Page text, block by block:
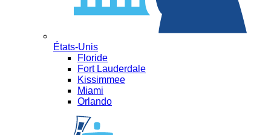
États-Unis
Floride
Fort Lauderdale
Kissimmee
Miami
Orlando